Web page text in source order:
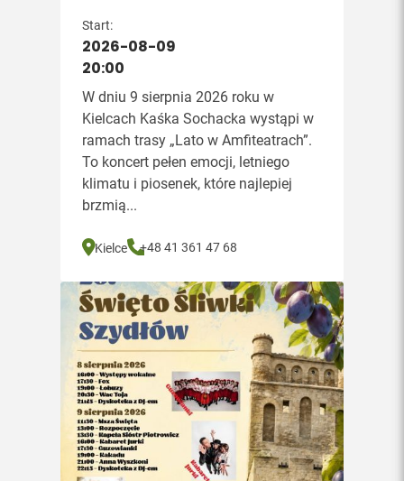
Start:
2026-08-09
20:00
W dniu 9 sierpnia 2026 roku w
Kielcach Kaśka Sochacka wystąpi w
ramach trasy „Lato w Amfiteatrach”.
To koncert pełen emocji, letniego
klimatu i piosenek, które najlepiej
brzmią...
Kielce +48 41 361 47 68